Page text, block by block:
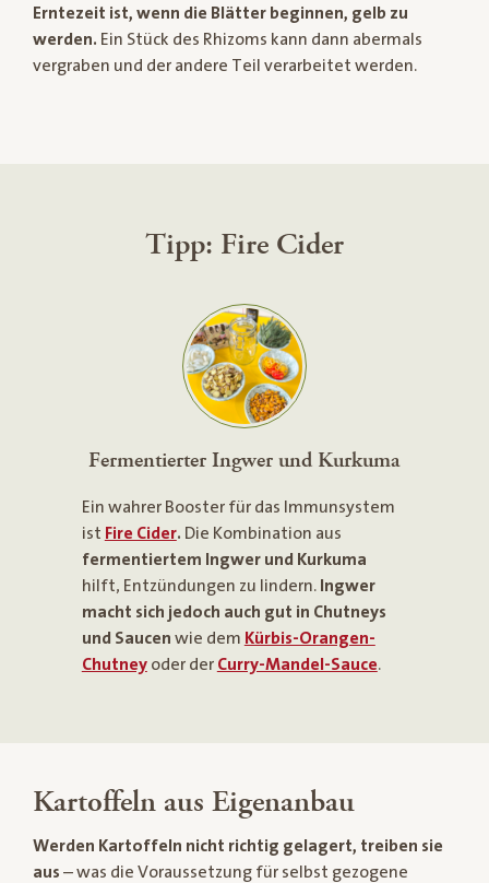
Erntezeit ist, wenn die Blätter beginnen, gelb zu
werden. Ein Stück des Rhizoms kann dann abermals
vergraben und der andere Teil verarbeitet werden.
Tipp: Fire Cider
Fermentierter Ingwer und Kurkuma
Ein wahrer Booster für das Immunsystem
ist Fire Cider. Die Kombination aus
fermentiertem Ingwer und Kurkuma
hilft, Entzündungen zu lindern. Ingwer
macht sich jedoch auch gut in Chutneys
und Saucen wie dem Kürbis-Orangen-
Chutneyoder der Curry-Mandel-Sauce.
Kartoffeln aus Eigenanbau
Werden Kartoffeln nicht richtig gelagert, treiben sie
aus – was die Voraussetzung für selbst gezogene